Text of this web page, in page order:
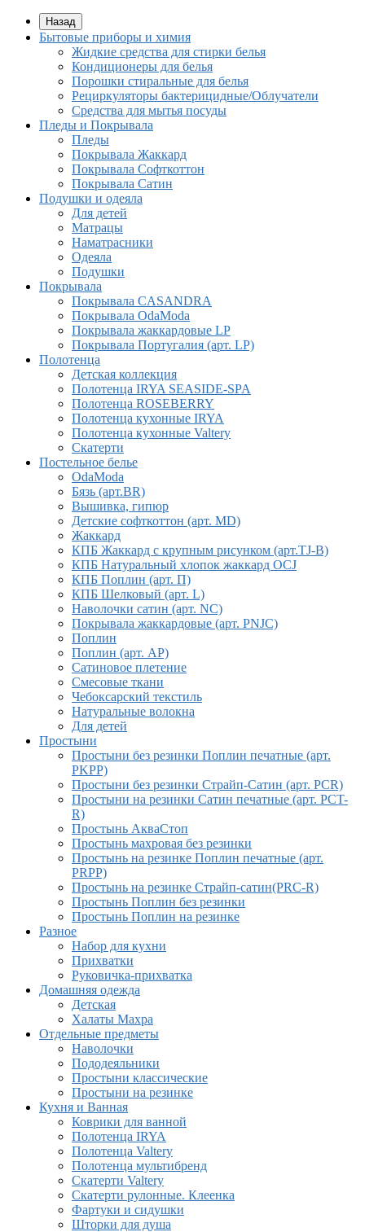
Назад
Бытовые приборы и химия
Жидкие средства для стирки белья
Кондиционеры для белья
Порошки стиральные для белья
Рециркуляторы бактерицидные/Облучатели
Средства для мытья посуды
Пледы и Покрывала
Пледы
Покрывала Жаккард
Покрывала Софткоттон
Покрывала Сатин
Подушки и одеяла
Для детей
Матрацы
Наматрасники
Одеяла
Подушки
Покрывала
Покрывалa CASANDRA
Покрывала OdaModa
Покрывала жаккардовые LP
Покрывала Португалия (арт. LP)
Полотенца
Детская коллекция
Полотенца IRYA SEASIDE-SPA
Полотенца ROSEBERRY
Полотенца кухонные IRYA
Полотенца кухонные Valtery
Скатерти
Постельное белье
OdaModa
Бязь (арт.BR)
Вышивка, гипюр
Детские софткоттон (арт. MD)
Жаккард
КПБ Жаккард с крупным рисунком (арт.TJ-B)
КПБ Натуральный хлопок жаккард OCJ
КПБ Поплин (арт. П)
КПБ Шелковый (арт. L)
Наволочки сатин (арт. NC)
Покрывала жаккардовые (арт. PNJC)
Поплин
Поплин (арт. AP)
Сатиновое плетение
Смесовые ткани
Чебоксарский текстиль
Натуральные волокна
Для детей
Простыни
Простыни без резинки Поплин печатные (арт.
PKPP)
Простыни без резинки Страйп-Сатин (арт. PCR)
Простыни на резинки Сатин печатные (арт. PCT-
R)
Простынь АкваСтоп
Простынь махровая без резинки
Простынь на резинке Поплин печатные (арт.
PRPP)
Простынь на резинке Страйп-сатин(PRC-R)
Простынь Поплин без резинки
Простынь Поплин на резинке
Разное
Набор для кухни
Прихватки
Руковичка-прихватка
Домашняя одежда
Детская
Халаты Махра
Отдельные предметы
Наволочки
Пододеяльники
Простыни классические
Простыни на резинке
Кухня и Ванная
Коврики для ванной
Полотенца IRYA
Полотенца Valtery
Полотенца мультибренд
Скатерти Valtery
Скатерти рулонные. Клеенка
Фартуки и сидушки
Шторки для душа